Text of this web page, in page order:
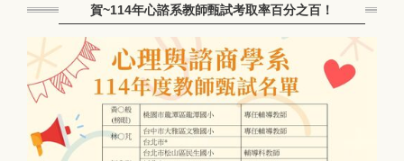
賀~114年心諮系教師甄試考取率百分之百！